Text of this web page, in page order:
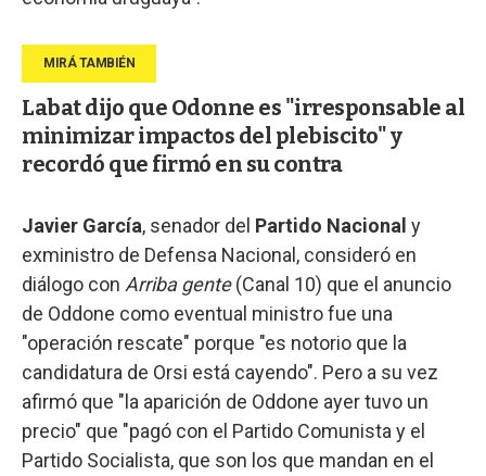
Labat dijo que Odonne es "irresponsable al
minimizar impactos del plebiscito" y
recordó que firmó en su contra
Javier García, senador del Partido Nacional y
exministro de Defensa Nacional, consideró en
diálogo con Arriba gente(Canal 10) que el anuncio
de Oddone como eventual ministro fue una
"operación rescate" porque "es notorio que la
candidatura de Orsi está cayendo". Pero a su vez
afirmó que "la aparición de Oddone ayer tuvo un
precio" que "pagó con el Partido Comunista y el
Partido Socialista, que son los que mandan en el